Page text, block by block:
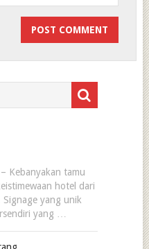
Kebanyakan tamu
hotel dari
Signage yang unik
yang …